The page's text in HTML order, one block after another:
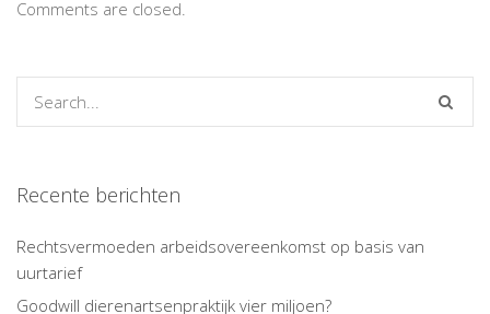
Comments are closed.
Recente berichten
Rechtsvermoeden arbeidsovereenkomst op basis van
uurtarief
Goodwill dierenartsenpraktijk vier miljoen?